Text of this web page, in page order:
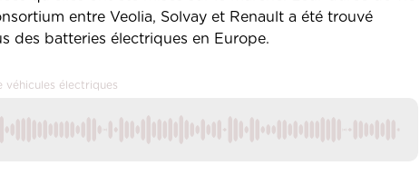
entre Veolia, Solvay et Renault a été trouvé
des batteries électriques en Europe.
véhicules électriques